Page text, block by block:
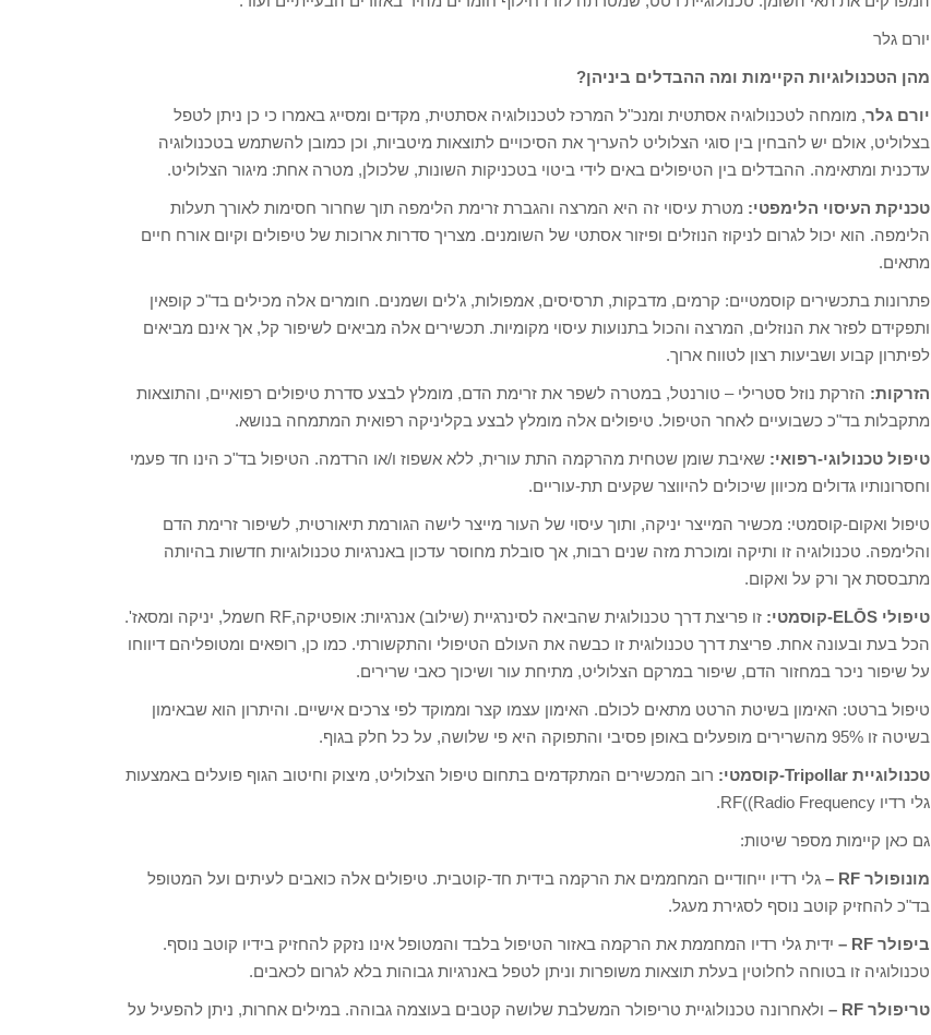
יורם גלר
מהן הטכנולוגיות הקיימות ומה ההבדלים ביניהן?
יורם גלר, מומחה לטכנולוגיה אסתטית ומנכ"ל המרכז לטכנולוגיה אסתטית, מקדים ומסייג באמרו כי כן ניתן לטפל
בצלוליט, אולם יש להבחין בין סוגי הצלוליט להעריך את הסיכויים לתוצאות מיטביות, וכן כמובן להשתמש בטכנולוגיה
עדכנית ומתאימה. ההבדלים בין הטיפולים באים לידי ביטוי בטכניקות השונות, שלכולן, מטרה אחת: מיגור הצלוליט.
טכניקת העיסוי הלימפטי: מטרת עיסוי זה היא המרצה והגברת זרימת הלימפה תוך שחרור חסימות לאורך תעלות
הלימפה. הוא יכול לגרום לניקוז הנוזלים ופיזור אסתטי של השומנים. מצריך סדרות ארוכות של טיפולים וקיום אורח חיים
מתאים.
פתרונות בתכשירים קוסמטיים: קרמים, מדבקות, תרסיסים, אמפולות, ג'לים ושמנים. חומרים אלה מכילים בד"כ קופאין
ותפקידם לפזר את הנוזלים, המרצה והכול בתנועות עיסוי מקומיות. תכשירים אלה מביאים לשיפור קל, אך אינם מביאים
לפיתרון קבוע ושביעות רצון לטווח ארוך.
הזרקות: הזרקת נוזל סטרילי – טורנטל, במטרה לשפר את זרימת הדם, מומלץ לבצע סדרת טיפולים רפואיים, והתוצאות
מתקבלות בד"כ כשבועיים לאחר הטיפול. טיפולים אלה מומלץ לבצע בקליניקה רפואית המתמחה בנושא.
טיפול טכנולוגי-רפואי: שאיבת שומן שטחית מהרקמה התת עורית, ללא אשפוז ו/או הרדמה. הטיפול בד"כ הינו חד פעמי
וחסרונותיו גדולים מכיוון שיכולים להיווצר שקעים תת-עוריים.
טיפול ואקום-קוסמטי: מכשיר המייצר יניקה, ותוך עיסוי של העור מייצר לישה הגורמת תיאורטית, לשיפור זרימת הדם
והלימפה. טכנולוגיה זו ותיקה ומוכרת מזה שנים רבות, אך סובלת מחוסר עדכון באנרגיות טכנולוגיות חדשות בהיותה
מתבססת אך ורק על ואקום.
טיפולי ELŌS-קוסמטי:
זו פריצת דרך טכנולוגית שהביאה לסינרגיית (שילוב) אנרגיות: אופטיקה,RF חשמל, יניקה ומסאז'.
הכל בעת ובעונה אחת. פריצת דרך טכנולוגית זו כבשה את העולם הטיפולי והתקשורתי. כמו כן, רופאים ומטופליהם דיווחו
על שיפור ניכר במחזור הדם, שיפור במרקם הצלוליט, מתיחת עור ושיכוך כאבי שרירים.
טיפול ברטט: האימון בשיטת הרטט מתאים לכולם. האימון עצמו קצר וממוקד לפי צרכים אישיים. והיתרון הוא שבאימון
בשיטה זו 95% מהשרירים מופעלים באופן פסיבי והתפוקה היא פי שלושה, על כל חלק בגוף.
טכנולוגיית Tripollar-קוסמטי:
רוב המכשירים המתקדמים בתחום טיפול הצלוליט, מיצוק וחיטוב הגוף פועלים באמצעות
גלי רדיו RF((Radio Frequency.
גם כאן קיימות מספר שיטות:
מונופולר RF –
גלי רדיו ייחודיים המחממים את הרקמה בידית חד-קוטבית. טיפולים אלה כואבים לעיתים ועל המטופל
בד"כ להחזיק קוטב נוסף לסגירת מעגל.
ביפולר RF –
ידית גלי רדיו המחממת את הרקמה באזור הטיפול בלבד והמטופל אינו נזקק להחזיק בידיו קוטב נוסף.
טכנולוגיה זו בטוחה לחלוטין בעלת תוצאות משופרות וניתן לטפל באנרגיות גבוהות בלא לגרום לכאבים.
טריפולר RF – ולאחרונה טכנולוגיית טריפולר המשלבת שלושה קטבים בעוצמה גבוהה. במילים אחרות, ניתן להפעיל על